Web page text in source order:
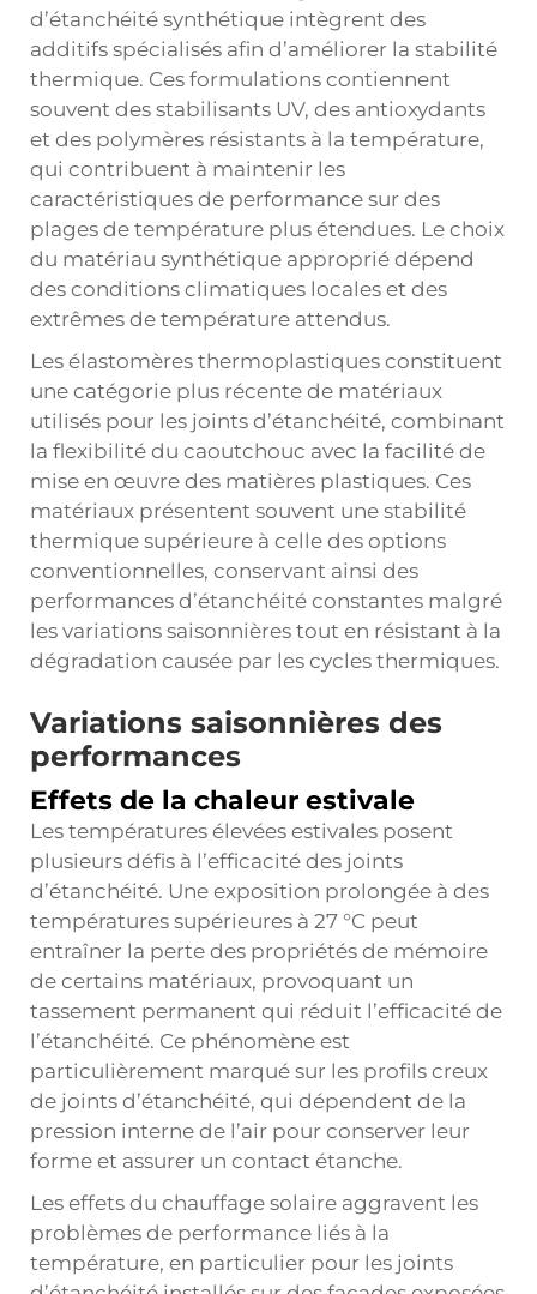
d’étanchéité synthétique intègrent des
additifs spécialisés afin d’améliorer la stabilité
thermique. Ces formulations contiennent
souvent des stabilisants UV, des antioxydants
et des polymères résistants à la température,
qui contribuent à maintenir les
caractéristiques de performance sur des
plages de température plus étendues. Le choix
du matériau synthétique approprié dépend
des conditions climatiques locales et des
extrêmes de température attendus.
Les élastomères thermoplastiques constituent
une catégorie plus récente de matériaux
utilisés pour les joints d’étanchéité, combinant
la flexibilité du caoutchouc avec la facilité de
mise en œuvre des matières plastiques. Ces
matériaux présentent souvent une stabilité
thermique supérieure à celle des options
conventionnelles, conservant ainsi des
performances d’étanchéité constantes malgré
les variations saisonnières tout en résistant à la
dégradation causée par les cycles thermiques.
Variations saisonnières des
performances
Effets de la chaleur estivale
Les températures élevées estivales posent
plusieurs défis à l’efficacité des joints
d’étanchéité. Une exposition prolongée à des
températures supérieures à 27 °C peut
entraîner la perte des propriétés de mémoire
de certains matériaux, provoquant un
tassement permanent qui réduit l’efficacité de
l’étanchéité. Ce phénomène est
particulièrement marqué sur les profils creux
de joints d’étanchéité, qui dépendent de la
pression interne de l’air pour conserver leur
forme et assurer un contact étanche.
Les effets du chauffage solaire aggravent les
problèmes de performance liés à la
température, en particulier pour les joints